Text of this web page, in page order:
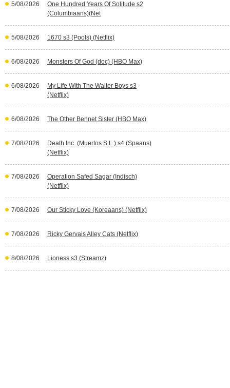
5/08/2026
One Hundred Years Of Solitude s2
(Columbiaans)(Net
5/08/2026 1670 s3 (Pools) (Netflix)
6/08/2026 Monsters Of God (doc) (HBO Max)
6/08/2026
My Life With The Walter Boys s3
(Netflix)
6/08/2026 The Other Bennet Sister (HBO Max)
7/08/2026
Death Inc. (Muertos S.L.) s4 (Spaans)
(Netflix)
7/08/2026
Operation Safed Sagar (Indisch)
(Netflix)
7/08/2026 Our Sticky Love (Koreaans) (Netflix)
7/08/2026 Ricky Gervais Alley Cats (Netflix)
8/08/2026 Lioness s3 (Streamz)